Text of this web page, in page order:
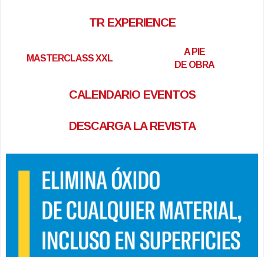
TR EXPERIENCE
MASTERCLASS XXL
A PIE
DE OBRA
CALENDARIO EVENTOS
DESCARGA LA REVISTA